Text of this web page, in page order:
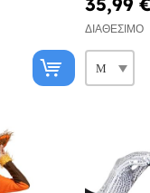
ΔΙΑΘΈΣΙΜΟ